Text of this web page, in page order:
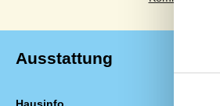
Ausstattung